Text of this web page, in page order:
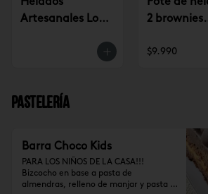
Artesanales Lo
2 brownies
$9.990
Pastelería
Barra Choco Kids
PARA LOS NIÑOS DE LA CASA!!!
Bizcocho en base a pasta de
almendras, relleno de manjar y pasta